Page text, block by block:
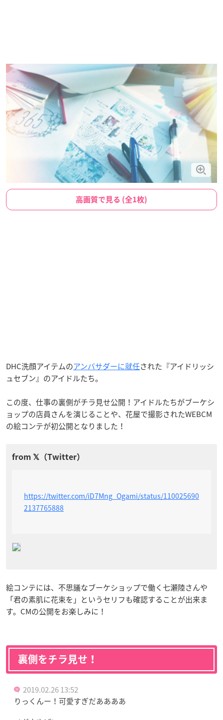
高画質で見る (全1枚)
DHC洗顔アイテムのアンバサダーに就任された『アイドリッシ
ュセブン』のアイドルたち。
この度、仕事の裏側がチラ見せ公開！アイドルたちがブーケシ
ョップの店員さんを演じることや、花屋で撮影されたWEBCM
の絵コンテが初公開となりました！
https://twitter.com/iD7Mng_Ogami/status/110025690
2137765888
絵コンテには、不思議なブーケショップで働く七瀬陸さんや
「君の素肌に花束を」というセリフも確認することが出来ま
す。CMの公開をお楽しみに！
裏側をチラ見せ！
2019.02.26 13:52
りっくんー！可愛すぎだああああ